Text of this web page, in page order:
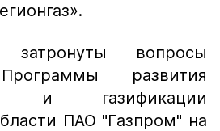
вопросы
развития
и газификации
ПАО "Газпром" на